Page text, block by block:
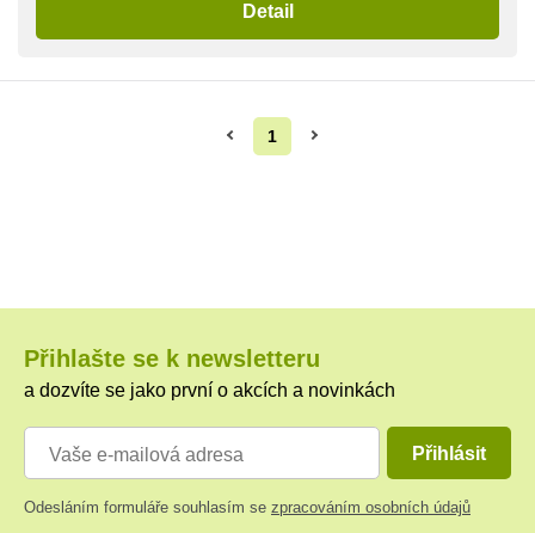
Detail
1
Přihlašte se k newsletteru
a dozvíte se jako první o akcích a novinkách
Přihlásit
Odesláním formuláře souhlasím se zpracováním osobních údajů